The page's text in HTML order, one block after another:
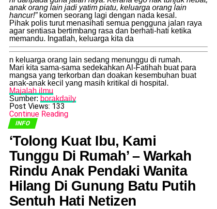
anak orang lain jadi yatim piatu, keluarga orang lain
hancur!”komen seorang lagi dengan nada kesal.
​Pihak polis turut menasihati semua pengguna jalan raya
agar sentiasa bertimbang rasa dan berhati-hati ketika
memandu. Ingatlah, keluarga kita da
n keluarga orang lain sedang menunggu di rumah.
​Mari kita sama-sama sedekahkan Al-Fatihah buat para
mangsa yang terkorban dan doakan kesembuhan buat
anak-anak kecil yang masih kritikal di hospital.
Majalah ilmu
Sumber: borakdaily
Post Views: 133
Continue Reading
INFO
​‘Tolong Kuat Ibu, Kami
Tunggu Di Rumah’ – Warkah
Rindu Anak Pendaki Wanita
Hilang Di Gunung Batu Putih
Sentuh Hati Netizen